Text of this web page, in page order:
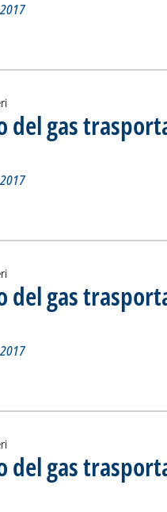
del gas
gas
del giorno 21 maggio 2017
2017 alle 15.45.
del gas
gas
del giorno 18 maggio 2017
2017 alle 15.3.
del gas
gas
del giorno 17 maggio 2017
2017 alle 14.58.